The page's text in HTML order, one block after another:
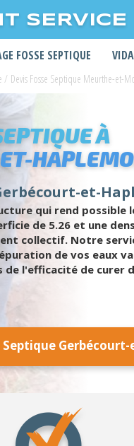
SERVICE
FOSSE SEPTIQUE
/ Devis Fosse Septique Meurthe-et-
À
et-
qui rend possible
de 5.26 et une
collectif. Notre
de vos eaux
l'efficacité de
Septique